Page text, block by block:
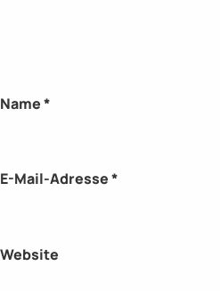
Name*
E-Mail-Adresse*
Website